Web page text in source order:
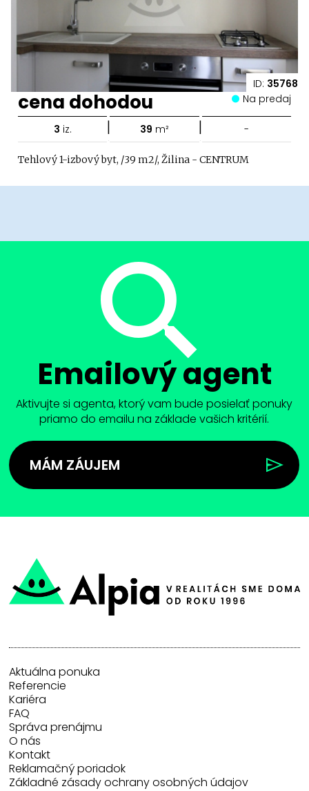
ID: 35768
cena dohodou Na predaj
3 iz. | 39 m² | -
Tehlový 1-izbový byt, /39 m2/, Žilina - CENTRUM
Emailový agent
Aktivujte si agenta, ktorý vam bude posielať ponuky
priamo do emailu na základe vašich kritérií.
MÁM ZÁUJEM
Aktuálna ponuka
Referencie
Kariéra
FAQ
Správa prenájmu
O nás
Kontakt
Reklamačný poriadok
Základné zásady ochrany osobných údajov